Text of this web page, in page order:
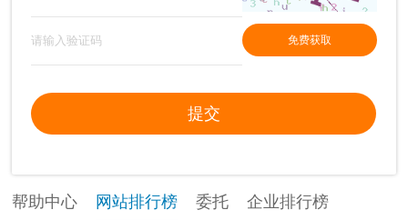
免费获取
提交
帮助中心 网站排行榜 委托 企业排行榜